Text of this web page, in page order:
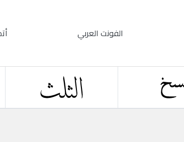
الفونت العربي